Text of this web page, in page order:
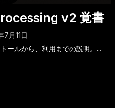
v2 覚書
7月11日
ールから、利用までの説明。...